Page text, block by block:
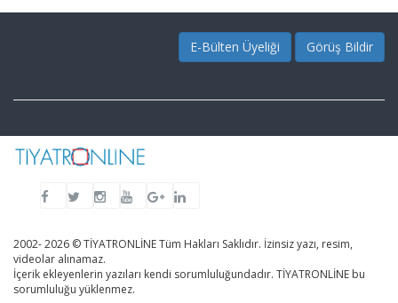
E-Bülten Üyeliği Görüş Bildir
2002- 2026 © TİYATRONLİNE Tüm Hakları Saklıdır. İzinsiz yazı, resim,
videolar alınamaz.
İçerik ekleyenlerin yazıları kendi sorumluluğundadır. TİYATRONLİNE bu
sorumluluğu yüklenmez.